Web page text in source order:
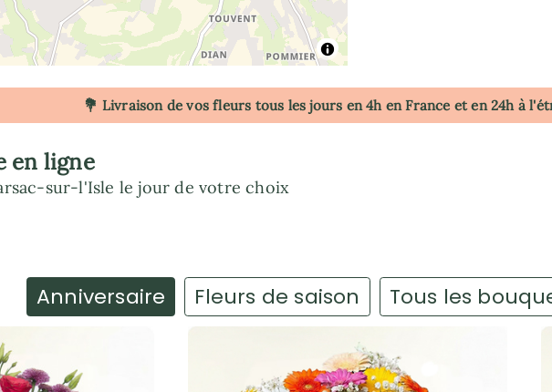
💐 Livraison de vos fleurs tous les jours en 4h en France et en 24h à
en ligne
sur-l'Isle le jour de votre choix
Anniversaire Fleurs de saison Tous les